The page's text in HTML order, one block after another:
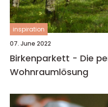
inspiration
07. June 2022
Birkenparkett - Die
Wohnraumlösung